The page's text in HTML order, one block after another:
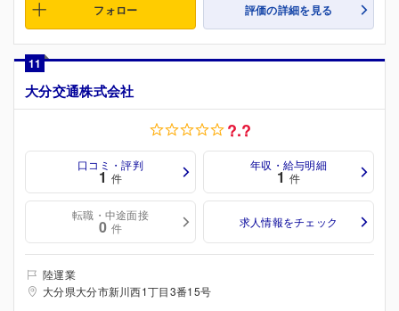
フォロー 評価の詳細を見る
11
大分交通株式会社
?.?
口コミ・評判
1 件
年収・給与明細
1 件
転職・中途面接
0 件 求人情報をチェック
陸運業
大分県大分市新川西1丁目3番15号